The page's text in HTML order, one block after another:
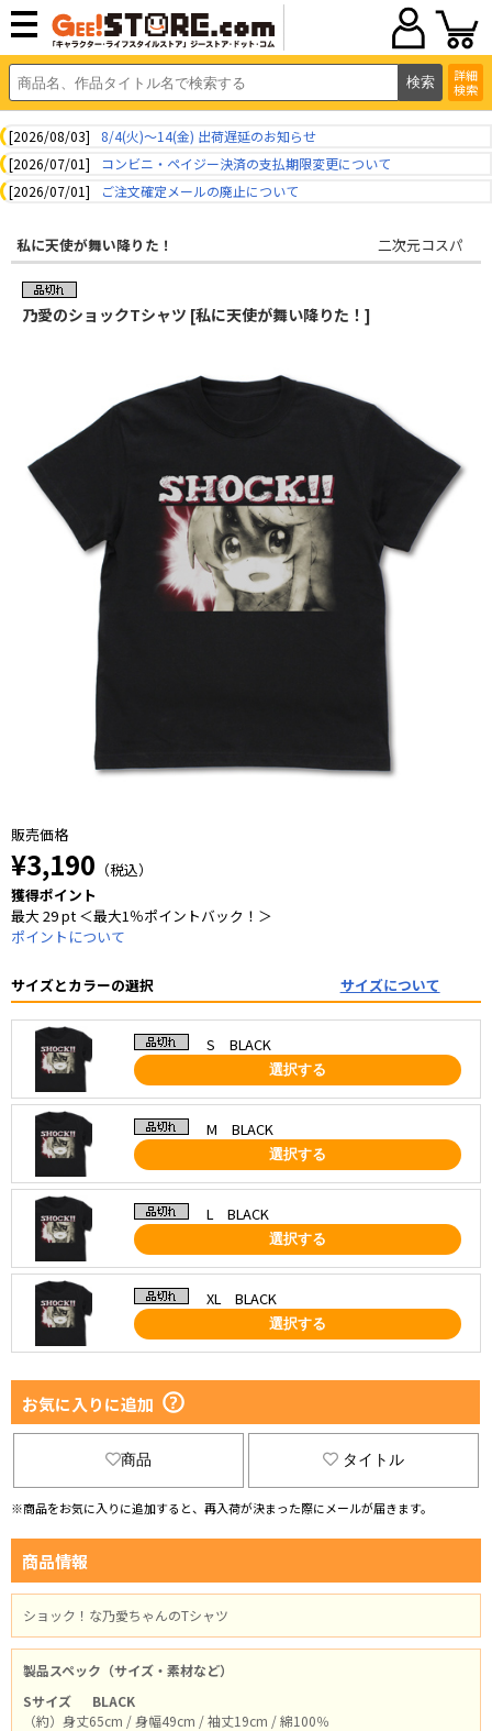
詳細
検索
[2026/08/03]
8/4(火)～14(金) 出荷遅延のお知らせ
[2026/07/01]
コンビニ・ペイジー決済の支払期限変更について
[2026/07/01]
ご注文確定メールの廃止について
私に天使が舞い降りた！ 二次元コスパ
乃愛のショックTシャツ [私に天使が舞い降りた！]
販売価格
¥3,190 （税込）
獲得ポイント
最大 29 pt ＜最大1％ポイントバック！＞
ポイントについて
サイズとカラーの選択 サイズについて
S BLACK
選択する
M BLACK
選択する
L BLACK
選択する
XL BLACK
選択する
お気に入りに追加
商品 タイトル
※商品をお気に入りに追加すると、再入荷が決まった際にメールが届きます。
商品情報
ショック！な乃愛ちゃんのTシャツ
製品スペック（サイズ・素材など）
Sサイズ
BLACK
（約）身丈65cm / 身幅49cm / 袖丈19cm / 綿100％